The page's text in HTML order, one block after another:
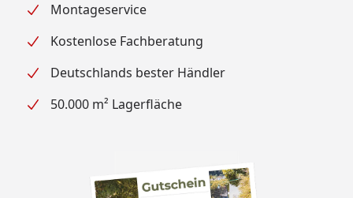
Montageservice
Kostenlose Fachberatung
Deutschlands bester Händler
50.000 m² Lagerfläche